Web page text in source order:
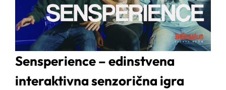
Sensperience – edinstvena
interaktivna senzorična igra